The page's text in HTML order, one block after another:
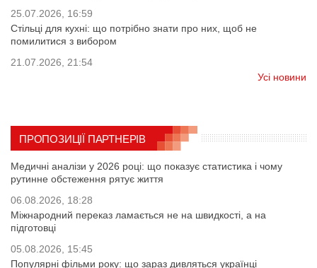
25.07.2026, 16:59
Стільці для кухні: що потрібно знати про них, щоб не
помилитися з вибором
21.07.2026, 21:54
Усі новини
ПРОПОЗИЦІЇ ПАРТНЕРІВ
Медичні аналізи у 2026 році: що показує статистика і чому
рутинне обстеження рятує життя
06.08.2026, 18:28
Міжнародний переказ ламається не на швидкості, а на
підготовці
05.08.2026, 15:45
Популярні фільми року: що зараз дивляться українці